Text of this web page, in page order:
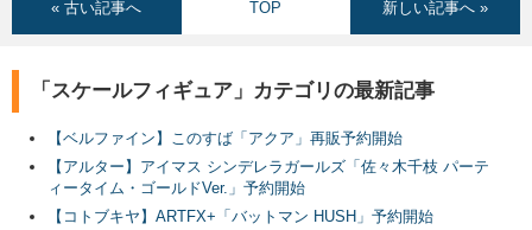
« 古い記事へ TOP 新しい記事へ »
「スケールフィギュア」カテゴリの最新記事
【ベルファイン】このすば「アクア」再販予約開始
【アルター】アイマス シンデレラガールズ「佐々木千枝 パーテ
ィータイム・ゴールドVer.」予約開始
【コトブキヤ】ARTFX+「バットマン HUSH」予約開始